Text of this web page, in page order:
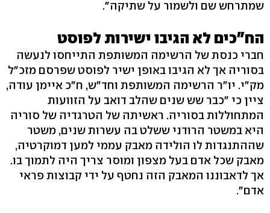
שמתרחש שם ולשמור על שתיקה".
הח"כים לא הגיבו ישירות לפוסט
חברי כנסת של הרשימה המשותפת התייחסו לנעשה
בסוריה אך לא הגיבו באופן ישיר לפוסט שפרסם מזכ"ל
מק"י. יו"ר הרשימה המשותפת וחד"ש, ח"כ איימן עודה,
ציין כי "כבר שש שנים שהלב דואב על הזוועות
המתחוללות בסוריה. ראשיתה של הטרגדיה של סוריה
היא במשטר הרודני ששלט בה עשרות שנים, משטר
שההתנגדות לו הולידה מאבק עממי למען דמוקרטיה,
מאבק שכל אדם בעל מצפון ומוסר צריך היה לתמוך בו.
אך לדאבוננו המאבק הזה נחטף על ידי קבוצות פראי
אדם".